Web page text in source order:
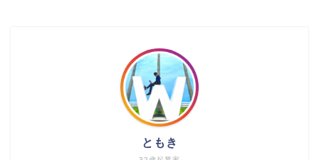
ともき